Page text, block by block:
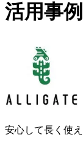
活用事例
安心して長く使え